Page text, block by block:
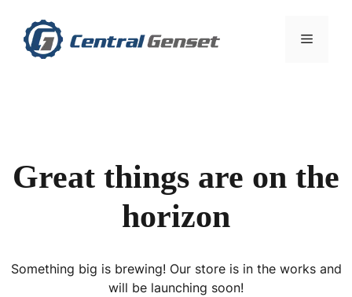
content
Menu
Great things are on the
horizon
Something big is brewing! Our store is in the works and
will be launching soon!